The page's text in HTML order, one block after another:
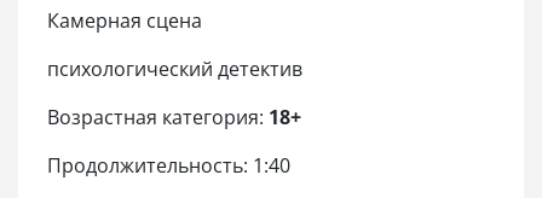
Камерная сцена
психологический детектив
Возрастная категория: 18+
Продолжительность: 1:40